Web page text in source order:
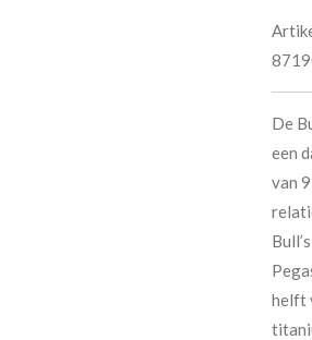
De
een
van
helft